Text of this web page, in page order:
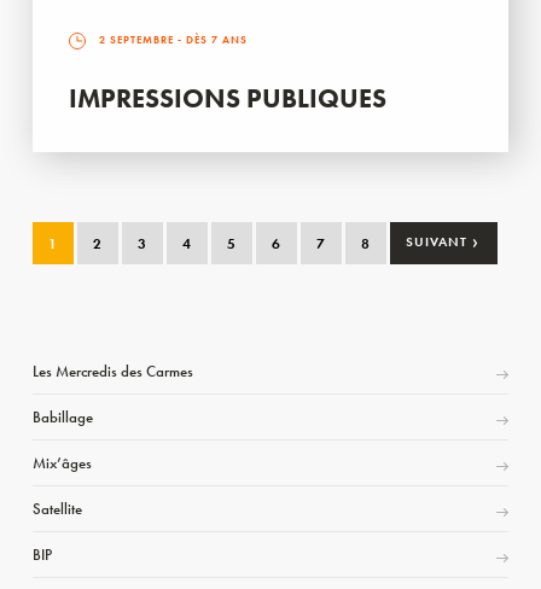
2 SEPTEMBRE - DÈS 7 ANS
IMPRESSIONS PUBLIQUES
1 2 3 4 5 6 7 8 SUIVANT ›
Les Mercredis des Carmes
Babillage
Mix’âges
Satellite
BIP